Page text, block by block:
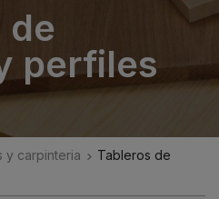
de
perfiles
y carpinteria
Tableros de